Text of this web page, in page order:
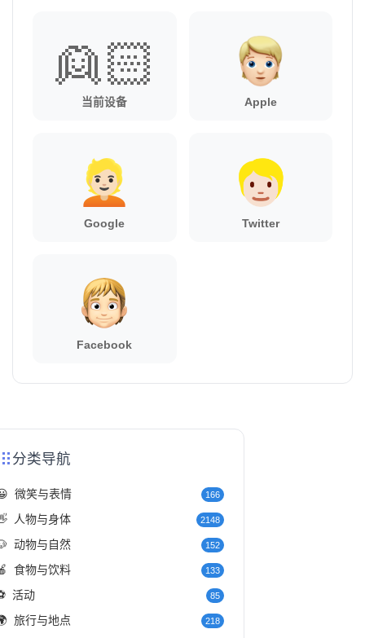
👱🏻
当前设备 Apple
Google Twitter
Facebook
分类导航
微笑与表情 166
人物与身体 2148
动物与自然 152
食物与饮料 133
活动 85
旅行与地点 218